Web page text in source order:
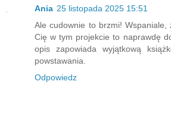
Ania 25 listopada 2025 15:51
Ale cudownie to brzmi! Wspaniale,
Cię w tym projekcie to naprawdę
opis zapowiada wyjątkową
powstawania.
Odpowiedz